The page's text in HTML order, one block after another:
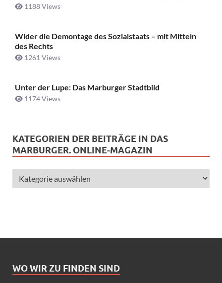
1188 Views
Wider die Demontage des Sozialstaats – mit Mitteln
des Rechts
1261 Views
Unter der Lupe: Das Marburger Stadtbild
1174 Views
KATEGORIEN DER BEITRÄGE IN DAS
MARBURGER. ONLINE-MAGAZIN
WO WIR ZU FINDEN SIND